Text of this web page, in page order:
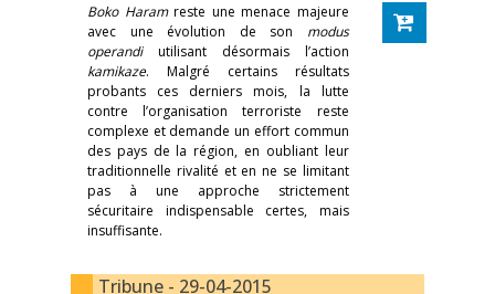
Boko Haramreste une menace majeure
avec une évolution de son modus
operandiutilisant désormais l’action
kamikaze. Malgré certains résultats
probants ces derniers mois, la lutte
contre l’organisation terroriste reste
complexe et demande un effort commun
des pays de la région, en oubliant leur
traditionnelle rivalité et en ne se limitant
pas à une approche strictement
sécuritaire indispensable certes, mais
insuffisante.
Tribune - 29-04-2015